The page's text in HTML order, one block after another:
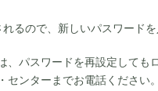
るので、新しいパスワード
パスワードを再設定しても
ンターまでお電話ください。